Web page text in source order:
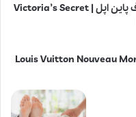
بادی اسپلش ویکتوریا سکرت اسکوئیز آف پاین اپل | Victoria’s Secret